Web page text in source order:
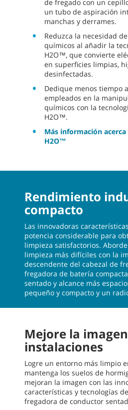
de fregado con un
un tubo de aspiración
manchas y derrames.
Reduzca la necesidad
químicos al añadir la
H2O™, que convierte
en superficies limpias,
desinfectadas.
Dedique menos tiempo
empleados en la
químicos con la
H2O™.
Más información
H2O™
Rendimiento
compacto
Las innovadoras
potencia considerable para
limpieza satisfactorios.
limpieza más difíciles con la
descendente del cabezal de
fregadora de batería
sentado y alcance más
pequeño y compacto y un
Mejore la
instalaciones
Logre un entorno más limpio
mantenga los suelos de
mejoran la imagen con las
características y tecnologías
fregadora de conductor